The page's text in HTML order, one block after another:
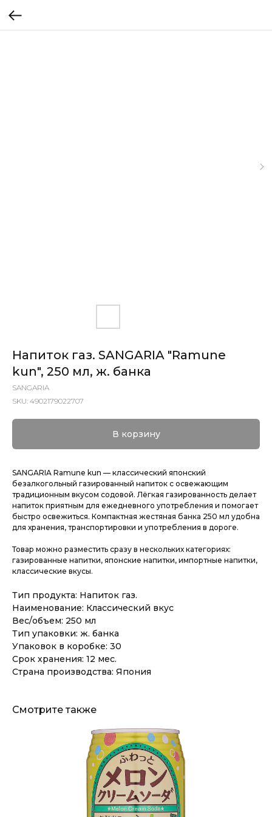
Напиток газ. SANGARIA "Ramune
kun", 250 мл, ж. банка
SANGARIA
SKU: 4902179022707
В корзину
SANGARIA Ramune kun — классический японский
безалкогольный газированный напиток с освежающим
традиционным вкусом содовой. Лёгкая газированность делает
напиток приятным для ежедневного употребления и помогает
быстро освежиться. Компактная жестяная банка 250 мл удобна
для хранения, транспортировки и употребления в дороге.
Товар можно разместить сразу в нескольких категориях:
газированные напитки, японские напитки, импортные напитки,
классические вкусы.
Тип продукта: Напиток газ.
Наименование: Классический вкус
Вес/объем: 250 мл
Тип упаковки: ж. банка
Упаковок в коробке: 30
Срок хранения: 12 мес.
Страна производства: Япония
Смотрите также